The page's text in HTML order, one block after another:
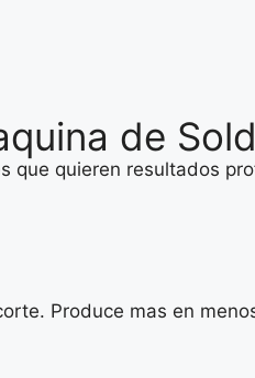
de
que quieren resultados
Produce mas en